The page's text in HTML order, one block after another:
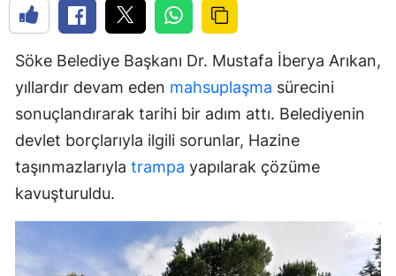
Söke Belediye Başkanı Dr. Mustafa İberya Arıkan,
yıllardır devam eden mahsuplaşma sürecini
sonuçlandırarak tarihi bir adım attı. Belediyenin
devlet borçlarıyla ilgili sorunlar, Hazine
taşınmazlarıyla trampa yapılarak çözüme
kavuşturuldu.